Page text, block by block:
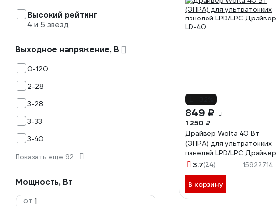
Высокий рейтинг
4 и 5 звезд
Выходное напряжение, В
0-120
2-28
3-28
3-33
3-40
Показать еще 92
Мощность, Вт
от
849 ₽
1 250 ₽
Драйвер Wolta 40 Вт
(ЭПРА) для ультратонких
панелей LPD/LPC Драйвер
LD-40
3.7(24) 15922714
В корзину